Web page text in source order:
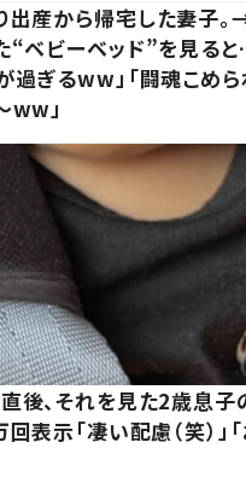
出産から帰宅した妻子
“ベビーベッド”を見る
過ぎるww」「闘魂こめら
ww」
後、それを見た2歳息
示「凄い配慮（笑）」